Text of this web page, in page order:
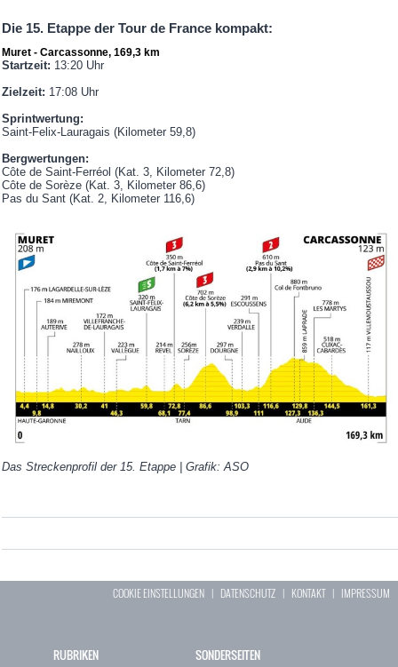
Die 15. Etappe der Tour de France kompakt:
Muret - Carcassonne, 169,3 km
Startzeit: 13:20 Uhr
Zielzeit: 17:08 Uhr
Sprintwertung:
Saint-Felix-Lauragais (Kilometer 59,8)
Bergwertungen:
Côte de Saint-Ferréol (Kat. 3, Kilometer 72,8)
Côte de Sorèze (Kat. 3, Kilometer 86,6)
Pas du Sant (Kat. 2, Kilometer 116,6)
Das Streckenprofil der 15. Etappe | Grafik: ASO
COOKIE EINSTELLUNGEN | DATENSCHUTZ | KONTAKT| IMPRESSUM
RUBRIKEN SONDERSEITEN